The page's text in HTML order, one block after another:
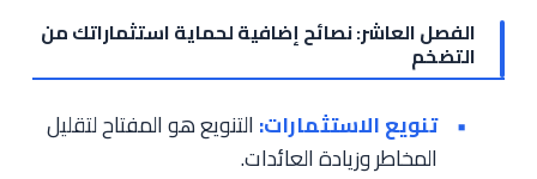
الفصل العاشر: نصائح إضافية لحماية استثماراتك من
التضخم
تنويع الاستثمارات: التنويع هو المفتاح لتقليل
المخاطر وزيادة العائدات.